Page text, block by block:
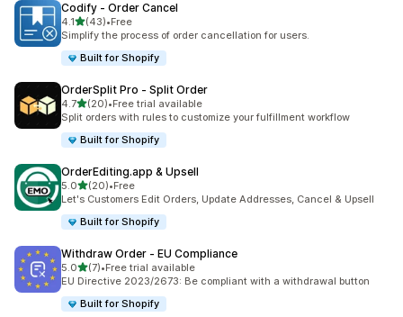
Codify ‑ Order Cancel
4.1เต็ม 5 ดาว
(43)
ทั้งหมด 43 รีวิว
•Free
Simplify the process of order cancellation for users.
Built for Shopify
OrderSplit Pro ‑ Split Order
4.7เต็ม 5 ดาว
(20)
ทั้งหมด 20 รีวิว
•Free trial available
Split orders with rules to customize your fulfillment workflow
Built for Shopify
OrderEditing.app & Upsell
5.0เต็ม 5 ดาว
(20)
ทั้งหมด 20 รีวิว
•Free
Let's Customers Edit Orders, Update Addresses, Cancel & Upsell
Built for Shopify
Withdraw Order ‑ EU Compliance
5.0เต็ม 5 ดาว
(7)
ทั้งหมด 7 รีวิว
•Free trial available
EU Directive 2023/2673: Be compliant with a withdrawal button
Built for Shopify